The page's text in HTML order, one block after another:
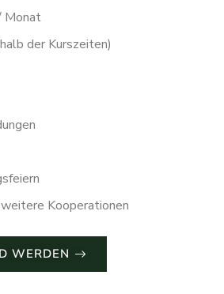
Monat
der Kurszeiten)
Kooperationen
WERDEN